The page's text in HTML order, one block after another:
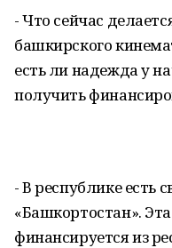
- Что сейчас
башкирского
есть ли надежда у
получить
- В республике есть
«Башкортостан».
финансируется из